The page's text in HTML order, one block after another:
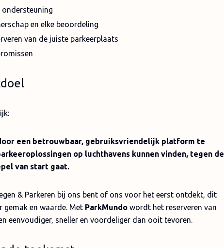
ondersteuning
en elke beoordeling
van de juiste parkeerplaats
een betrouwbaar, gebruiksvriendelijk platform te
op luchthavens kunnen vinden, tegen de
van start gaat.
& Parkeren bij ons bent of ons voor het eerst ontdekt, dit
en waarde. Met ParkMundo wordt het reserveren van
eenvoudiger, sneller en voordeliger dan ooit tevoren.